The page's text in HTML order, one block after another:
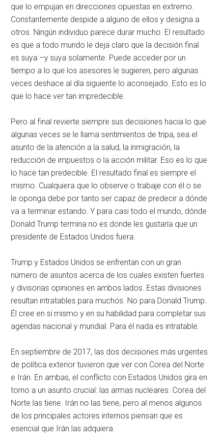
que lo empujan en direcciones opuestas en extremo.
Constantemente despide a alguno de ellos y designa a
otros. Ningún individuo parece durar mucho. El resultado
es que a todo mundo le deja claro que la decisión final
es suya –y suya solamente. Puede acceder por un
tiempo a lo que los asesores le sugieren, pero algunas
veces deshace al día siguiente lo aconsejado. Esto es lo
que lo hace ver tan impredecible.
Pero al final revierte siempre sus decisiones hacia lo que
algunas veces se le llama sentimientos de tripa, sea el
asunto de la atención a la salud, la inmigración, la
reducción de impuestos o la acción militar. Eso es lo que
lo hace tan predecible. El resultado final es siempre el
mismo. Cualquiera que lo observe o trabaje con él o se
le oponga debe por tanto ser capaz de predecir a dónde
va a terminar estando. Y para casi todo el mundo, dónde
Donald Trump termina no es donde les gustaría que un
presidente de Estados Unidos fuera.
Trump y Estados Unidos se enfrentan con un gran
número de asuntos acerca de los cuales existen fuertes
y divisorias opiniones en ambos lados. Estas divisiones
resultan intratables para muchos. No para Donald Trump.
Él cree en sí mismo y en su habilidad para completar sus
agendas nacional y mundial. Para él nada es intratable.
En septiembre de 2017, las dos decisiones más urgentes
de política exterior tuvieron que ver con Corea del Norte
e Irán. En ambas, el conflicto con Estados Unidos gira en
torno a un asunto crucial: las armas nucleares. Corea del
Norte las tiene. Irán no las tiene, pero al menos algunos
de los principales actores internos piensan que es
esencial que Irán las adquiera.